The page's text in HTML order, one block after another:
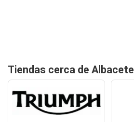
Tiendas cerca de Albacete